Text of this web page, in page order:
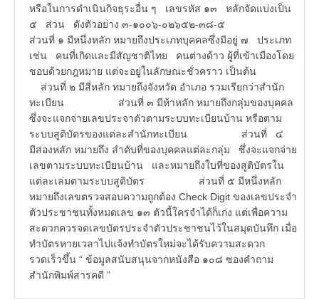
หรือในการดำเนินกิจธุระอื่น ๆ เลขรหัส ๑๓ หลักจัดแบ่งเป็น
๕ ส่วน ดังตัวอย่าง ๓-๑๐๐๖-๐๒๖๕๒-๓๘-๕
ส่วนที่ ๑ มีหนึ่งหลัก หมายถึงประเภทบุคคลซึ่งมีอยู่ ๗ ประเภท
เช่น คนที่เกิดและมีสัญชาติไทย คนต่างด้าว ผู้ที่เข้าเมืองโดย
ชอบด้วยกฎหมาย แต่จะอยู่ในลักษณะชั่วคราว เป็นต้น
ส่วนที่ ๒ มีสี่หลัก ทมายถึงจังหวัด อำเภอ รวมเรียกว่าสำนัก
ทะเบียน ส่วนที่ ๓ มีห้าหลัก หมายถึงกลุ่มของบุคคล
ซึ่งจะแจกจ่ายเลขประจาตัวตามระบบทะเบียนบ้าน หรือตาม
ระบบสูติบัตรของแต่ละสำนักทะเบียน ส่วนที่ ๔
มีสองหลัก หมายถึง ลำดับที่ของบุคคลแต่ละกลุ่ม ซึ่งจะแจกจ่าย
เลขตามระบบทะเบียนบ้าน และหมายถึงใบที่ของสูติบัตรใน
แต่ละเล่มตามระบบสูติบัตร ส่วนที่ ๕ มีหนึ่งหลัก
หมายถึงเลขตรวจสอบความถูกต้อง Check Digit ของเลขประจำ
ตัวประชาชนทั้งหมดเลข ๑๓ ตัวนี้ใครจำได้ก็เก่ง แต่เพื่อความ
สะดวกควรจดเลขบัตรประจำตัวประชาชนไว้ในสมุดบันทึก เมื่อ
ทำบัตรหายเวลาไปแจ้งทำบัตรใหม่จะได้รับความสะดวก
รวดเร็วขึ้น “ ข้อมูลสนับสนุนจากหนังสือ ๑๐๘ ซองคำถาม
สำนักพิมพ์สารคดี ”